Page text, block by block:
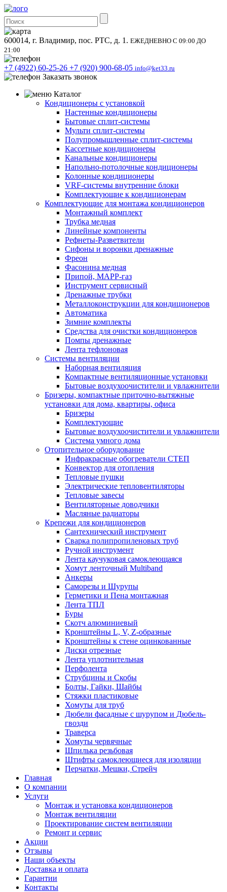
600014, г. Владимир, пос. РТС, д. 1. ЕЖЕДНЕВНО С 09:00 ДО
21:00
+7 (4922) 60-25-26 +7 (920) 900-68-05 info@ket33.ru
Заказать звонок
Каталог
Кондиционеры с установкой
Настенные кондиционеры
Бытовые сплит-системы
Мульти сплит-системы
Полупромышленные сплит-системы
Кассетные кондиционеры
Канальные кондиционеры
Напольно-потолочные кондиционеры
Колонные кондиционеры
VRF-системы внутренние блоки
Комплектующие к кондиционерам
Комплектующие для монтажа кондиционеров
Монтажный комплект
Трубка медная
Линейные компоненты
Рефнеты-Разветвители
Сифоны и воронки дренажные
Фреон
Фасонина медная
Припой, МАРР-газ
Инструмент сервисный
Дренажные трубки
Металлоконструкции для кондиционеров
Автоматика
Зимние комплекты
Средства для очистки кондиционеров
Помпы дренажные
Лента тефлоновая
Системы вентиляции
Наборная вентиляция
Компактные вентиляционные установки
Бытовые воздухоочистители и увлажнители
Бризеры, компактные приточно-вытяжные
установки для дома, квартиры, офиса
Бризеры
Комплектующие
Бытовые воздухоочистители и увлажнители
Система умного дома
Отопительное оборудование
Инфракрасные обогреватели СТЕП
Конвектор для отопления
Тепловые пушки
Электрические тепловентиляторы
Тепловые завесы
Вентиляторные доводчики
Масляные радиаторы
Крепежи для кондиционеров
Сантехнический инструмент
Сварка полипропиленовых труб
Ручной инструмент
Лента каучуковая самоклеющаяся
Хомут ленточный Multiband
Анкеры
Саморезы и Шурупы
Герметики и Пена монтажная
Лента ТПЛ
Буры
Скотч алюминиевый
Кронштейны L, V, Z-образные
Кронштейны к стене оцинкованные
Диски отрезные
Лента уплотнительная
Перфолента
Струбцины и Скобы
Болты, Гайки, Шайбы
Стяжки пластиковые
Хомуты для труб
Дюбели фасадные с шурупом и Дюбель-
гвозди
Траверса
Хомуты червячные
Шпилька резьбовая
Штифты самоклеющиеся для изоляции
Перчатки, Мешки, Стрейч
Главная
О компании
Услуги
Монтаж и установка кондиционеров
Монтаж вентиляции
Проектирование систем вентиляции
Ремонт и сервис
Акции
Отзывы
Наши объекты
Доставка и оплата
Гарантии
Контакты